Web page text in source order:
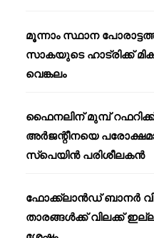
മൂന്നാം സ്ഥാന
സാകയുടെ ഹാട്രിക്ക്
വെങ്കലം
ഫൈനലിന് മുമ്പ് റഫറിക്ക്
അർജന്റീനയെ
സ്പെയിൻ പരിശീലകൻ
ഫോക്ക്‌ലാൻഡ് ബാനർ
താരങ്ങൾക്ക് വിലക്ക്